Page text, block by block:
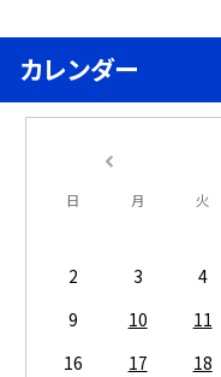
カレンダー
日 月 火
2
3 4
9
10 11
16
17 18